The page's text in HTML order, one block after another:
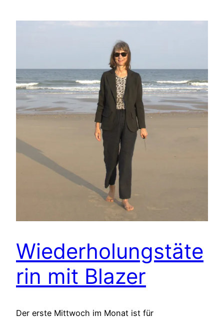
Wiederholungstäte
rin mit Blazer
Der erste Mittwoch im Monat ist für